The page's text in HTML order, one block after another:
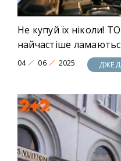
Не купуй їх ніколи!
найчастіше
04 06 2025